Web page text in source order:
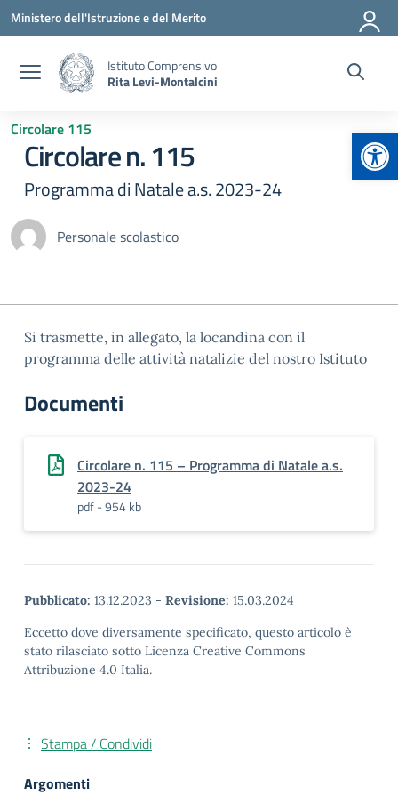
Vai ai contenuti
Vai al menu di navigazione
Vai al footer
Ministero dell'Istruzione e del Merito
Istituto Comprensivo
Rita Levi-Montalcini
Circolare 115
Circolare n. 115
Programma di Natale a.s. 2023-24
Personale scolastico
Si trasmette, in allegato, la locandina con il
programma delle attività natalizie del nostro Istituto
Documenti
Circolare n. 115 – Programma di Natale a.s.
2023-24
pdf - 954 kb
Pubblicato: 13.12.2023 - Revisione: 15.03.2024
Eccetto dove diversamente specificato, questo articolo è
stato rilasciato sotto Licenza Creative Commons
Attribuzione 4.0 Italia.
Stampa / Condividi
Argomenti